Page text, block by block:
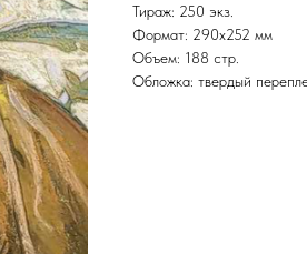
Тираж: 250 экз.
Формат: 290х252 мм
Объем: 188 стр.
Обложка: твердый